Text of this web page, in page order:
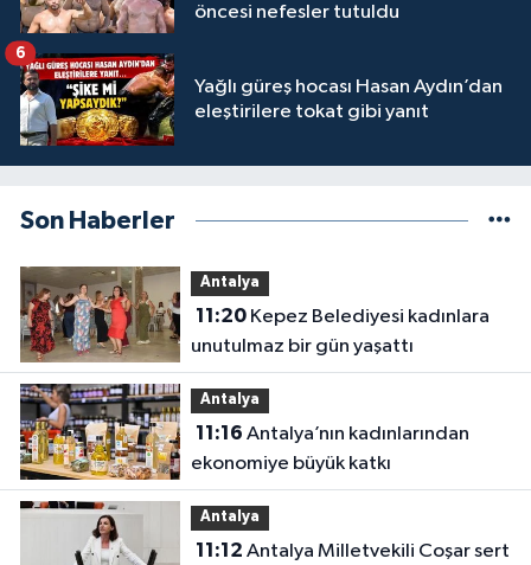
öncesi nefesler tutuldu
Yağlı güreş hocası Hasan Aydın’dan
eleştirilere tokat gibi yanıt
6
Son Haberler
Antalya
11:20Kepez Belediyesi kadınlara
unutulmaz bir gün yaşattı
Antalya
11:16
ekonomiye büyük katkı
Antalya
11:12